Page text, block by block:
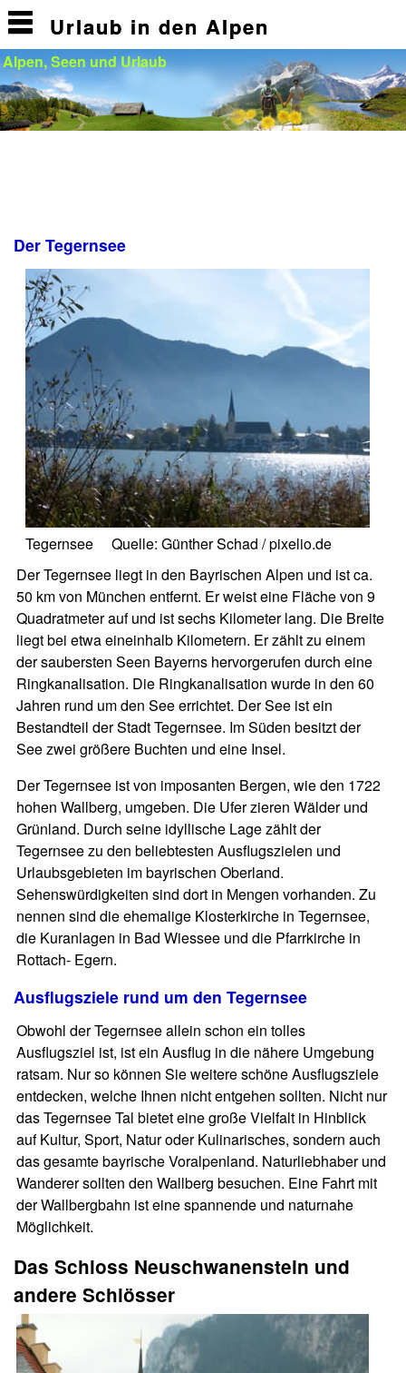
Urlaub in den Alpen
Alpen, Seen und Urlaub
Der Tegernsee
Tegernsee Quelle: Günther Schad / pixelio.de
Der Tegernsee liegt in den Bayrischen Alpen und ist ca.
50 km von München entfernt. Er weist eine Fläche von 9
Quadratmeter auf und ist sechs Kilometer lang. Die Breite
liegt bei etwa eineinhalb Kilometern. Er zählt zu einem
der saubersten Seen Bayerns hervorgerufen durch eine
Ringkanalisation. Die Ringkanalisation wurde in den 60
Jahren rund um den See errichtet. Der See ist ein
Bestandteil der Stadt Tegernsee. Im Süden besitzt der
See zwei größere Buchten und eine Insel.
Der Tegernsee ist von imposanten Bergen, wie den 1722
hohen Wallberg, umgeben. Die Ufer zieren Wälder und
Grünland. Durch seine idyllische Lage zählt der
Tegernsee zu den beliebtesten Ausflugszielen und
Urlaubsgebieten im bayrischen Oberland.
Sehenswürdigkeiten sind dort in Mengen vorhanden. Zu
nennen sind die ehemalige Klosterkirche in Tegernsee,
die Kuranlagen in Bad Wiessee und die Pfarrkirche in
Rottach- Egern.
Ausflugsziele rund um den Tegernsee
Obwohl der Tegernsee allein schon ein tolles
Ausflugsziel ist, ist ein Ausflug in die nähere Umgebung
ratsam. Nur so können Sie weitere schöne Ausflugsziele
entdecken, welche Ihnen nicht entgehen sollten. Nicht nur
das Tegernsee Tal bietet eine große Vielfalt in Hinblick
auf Kultur, Sport, Natur oder Kulinarisches, sondern auch
das gesamte bayrische Voralpenland. Naturliebhaber und
Wanderer sollten den Wallberg besuchen. Eine Fahrt mit
der Wallbergbahn ist eine spannende und naturnahe
Möglichkeit.
Das Schloss Neuschwanenstein und
andere Schlösser